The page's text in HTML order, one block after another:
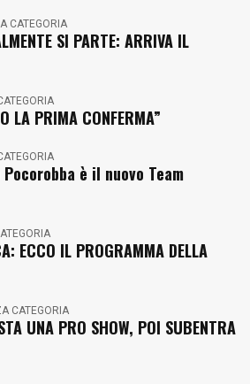
CATEGORIA
SI PARTE: ARRIVA IL
LA PRIMA CONFERMA”
Pocorobba è il nuovo Team
ECCO IL PROGRAMMA DELLA
CATEGORIA
UNA PRO SHOW, POI SUBENTRA